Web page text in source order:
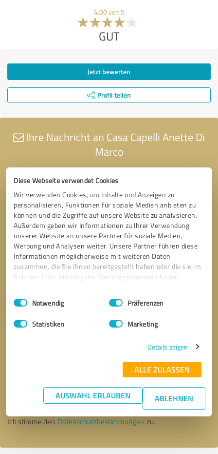
Diese Webseite verwendet Cookies
Wir verwenden Cookies, um Inhalte und Anzeigen zu
personalisieren, Funktionen für soziale Medien anbieten zu
können und die Zugriffe auf unsere Website zu analysieren.
Außerdem geben wir Informationen zu Ihrer Verwendung
unserer Website an unsere Partner für soziale Medien,
Werbung und Analysen weiter. Unsere Partner führen diese
Informationen möglicherweise mit weiteren Daten
zusammen, die Sie ihnen bereitgestellt haben oder die sie im
Rahmen Ihrer Nutzung der Dienste gesammelt haben.
Impressum Datenschutzbestimmungen
Einwilligungsauswahl
Notwendig Präferenzen
Statistiken Marketing
Details zeigen
ALLE ZULASSEN
AUSWAHL ERLAUBEN ABLEHNEN
4,00 von 5
GUT
Jetzt bewerten
Profil teilen
Ihre Nachricht an Casa Capelli Anette Di
Marco
* Erforderliche Angaben
Nachricht senden
Ich stimme den Datenschutzbestimmungen zu.